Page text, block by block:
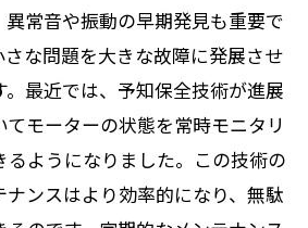
常音や振動の早期発見も重要で
な問題を大きな故障に発展させ
。最近では、予知保全技術が進展
てモーターの状態を常時モニタリ
るようになりました。この技術の
ンスはより効率的になり、無駄